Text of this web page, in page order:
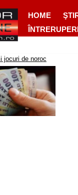
HOME
jocuri de noroc